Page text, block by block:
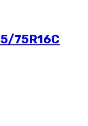
75R16C